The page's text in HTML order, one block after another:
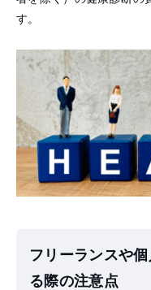
す。
フリーランスや
る際の注意点